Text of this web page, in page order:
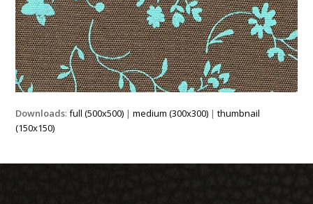
Downloads:full (500x500) |medium (300x300) |thumbnail
(150x150)